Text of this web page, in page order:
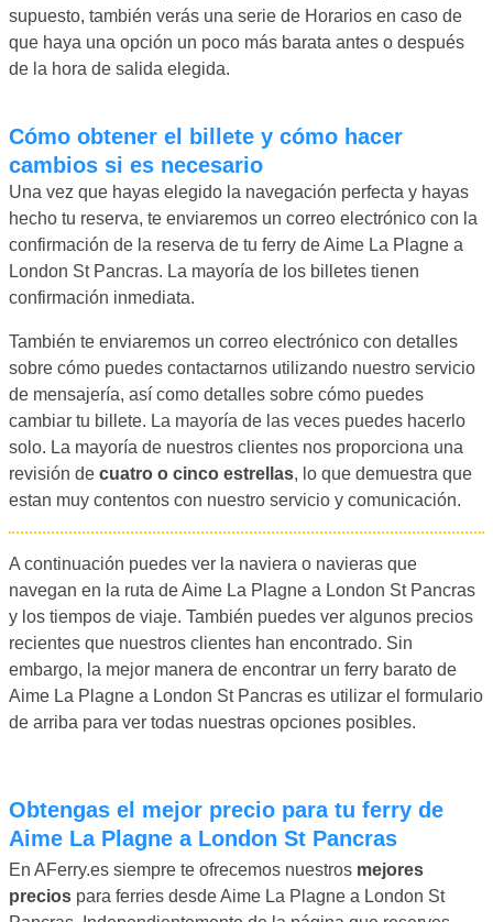
supuesto, también verás una serie de Horarios en caso de
que haya una opción un poco más barata antes o después
de la hora de salida elegida.
Cómo obtener el billete y cómo hacer
cambios si es necesario
Una vez que hayas elegido la navegación perfecta y hayas
hecho tu reserva, te enviaremos un correo electrónico con la
confirmación de la reserva de tu ferry de Aime La Plagne a
London St Pancras. La mayoría de los billetes tienen
confirmación inmediata.
También te enviaremos un correo electrónico con detalles
sobre cómo puedes contactarnos utilizando nuestro servicio
de mensajería, así como detalles sobre cómo puedes
cambiar tu billete. La mayoría de las veces puedes hacerlo
solo. La mayoría de nuestros clientes nos proporciona una
revisión de cuatro o cinco estrellas, lo que demuestra que
estan muy contentos con nuestro servicio y comunicación.
A continuación puedes ver la naviera o navieras que
navegan en la ruta de Aime La Plagne a London St Pancras
y los tiempos de viaje. También puedes ver algunos precios
recientes que nuestros clientes han encontrado. Sin
embargo, la mejor manera de encontrar un ferry barato de
Aime La Plagne a London St Pancras es utilizar el formulario
de arriba para ver todas nuestras opciones posibles.
Obtengas el mejor precio para tu ferry de
Aime La Plagne a London St Pancras
En AFerry.es siempre te ofrecemos nuestros mejores
precios para ferries desde Aime La Plagne a London St